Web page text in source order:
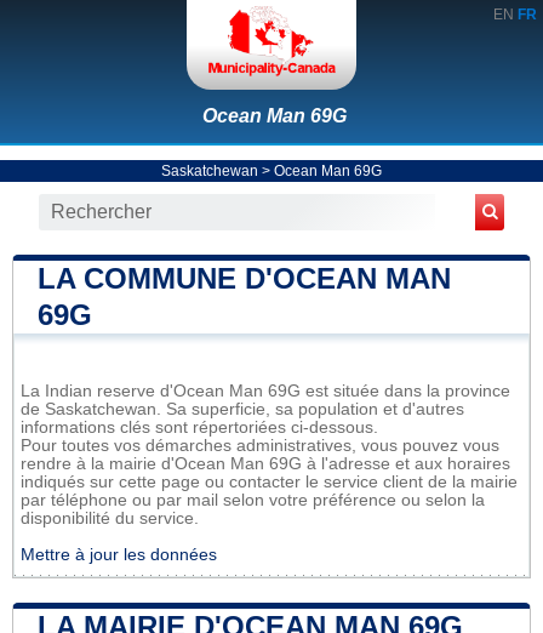
EN FR
Ocean Man 69G
Saskatchewan > Ocean Man 69G
LA COMMUNE D'OCEAN MAN
69G
La Indian reserve d'Ocean Man 69G est située dans la province
de Saskatchewan. Sa superficie, sa population et d'autres
informations clés sont répertoriées ci-dessous.
Pour toutes vos démarches administratives, vous pouvez vous
rendre à la mairie d'Ocean Man 69G à l'adresse et aux horaires
indiqués sur cette page ou contacter le service client de la mairie
par téléphone ou par mail selon votre préférence ou selon la
disponibilité du service.
Mettre à jour les données
LA MAIRIE D'OCEAN MAN 69G